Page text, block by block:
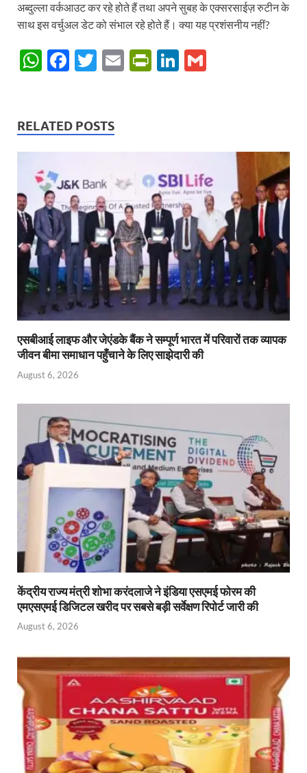
अब्दुल्ला वर्कआउट कर रहे होते हैं तथा अपने सुबह के एक्सरसाईज़ रुटीन के
साथ इस वर्चुअल डेट को संभाल रहे होते हैं। क्या यह प्रशंसनीय नहीं?
W
s
A
p
p
F
b
k
T
er
E
P
n
dl
y
Li
n
RELATED POSTS
एसबीआई लाइफ और जेएंडके बैंक ने सम्पूर्ण भारत में परिवारों तक व्यापक
जीवन बीमा समाधान पहुँचाने के लिए साझेदारी की
August 6, 2026
केंद्रीय राज्य मंत्री शोभा करंदलाजे ने इंडिया एसएमई फोरम की
एमएसएमई डिजिटल खरीद पर सबसे बड़ी सर्वेक्षण रिपोर्ट जारी की
August 6, 2026